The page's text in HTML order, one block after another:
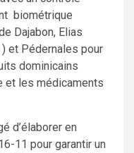
biométrique
Dajabon, Elias
et Pédernales pour
dominicains
et les médicaments
d’élaborer en
11 pour garantir un